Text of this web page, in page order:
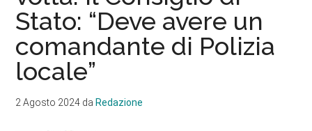
comandante
metà
con
Piceno
Stato: “Deve avere un
comandante di Polizia
locale”
2 Agosto 2024 daRedazione